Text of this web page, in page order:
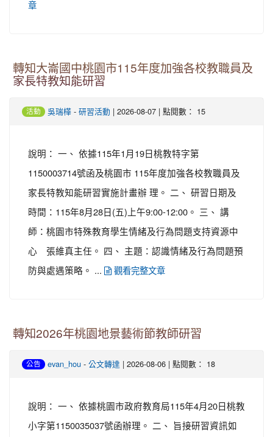
章
轉知大崙國中桃園市115年度加強各校教職員及
家長特教知能研習
活動 吳瑞樺 - 研習活動 | 2026-08-07 | 點閱數： 15
說明： 一、 依據115年1月19日桃教特字第
1150003714號函及桃園市 115年度加強各校教職員及
家長特教知能研習實施計畫辦 理。 二、 研習日期及
時間：115年8月28日(五)上午9:00-12:00。 三、 講
師：桃園市特殊教育學生情緒及行為問題支持資源中
心 張維真主任。 四、 主題：認識情緒及行為問題預
防與處遇策略。 ...
觀看完整文章
轉知2026年桃園地景藝術節教師研習
公告 evan_hou - 公文轉達 | 2026-08-06 | 點閱數： 18
說明： 一、 依據桃園市政府教育局115年4月20日桃教
小字第1150035037號函辦理。 二、 旨接研習資訊如